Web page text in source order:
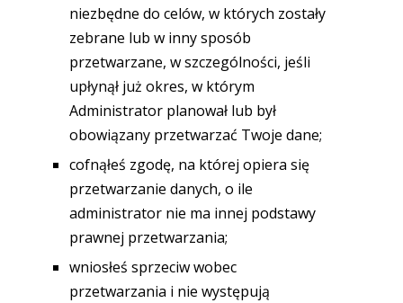
niezbędne do celów, w których zostały
zebrane lub w inny sposób
przetwarzane, w szczególności, jeśli
upłynął już okres, w którym
Administrator planował lub był
obowiązany przetwarzać Twoje dane;
cofnąłeś zgodę, na której opiera się
przetwarzanie danych, o ile
administrator nie ma innej podstawy
prawnej przetwarzania;
wniosłeś sprzeciw wobec
przetwarzania i nie występują